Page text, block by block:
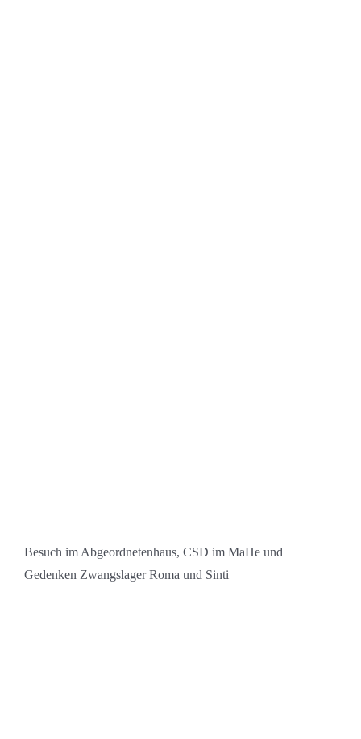
Besuch im Abgeordnetenhaus, CSD im MaHe und
Gedenken Zwangslager Roma und Sinti